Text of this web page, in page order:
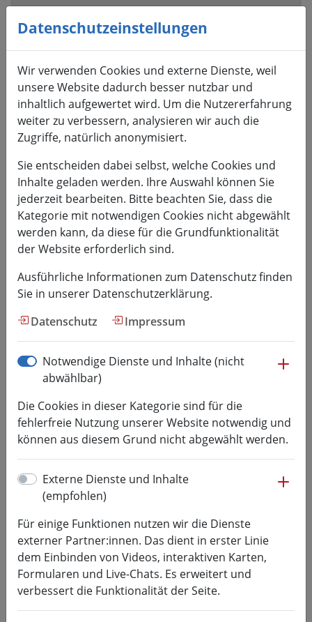
Visuelle
Assistenzsoftware
Tastatur
erreichbar
über
ALT
HSMW
Hochschul­kommunikation
Pressearchiv
Tausend Sterne sind ein
Dom
23.12.2017
Kategorie:HSMW-News, HSMW-Top-News
Mittweidaer Professor lud zum
adventlichen Mitsingen in die
in das Innere der Orgel.
mehr lesen
Mittweida wird Vorreiter für
maschinelles Lernen
Datenschutzeinstellungen
Wir verwenden Cookies und externe Dienste, weil
unsere Website dadurch besser nutzbar und
inhaltlich aufgewertet wird. Um die Nutzererfahrung
weiter zu verbessern, analysieren wir auch die
Zugriffe, natürlich anonymisiert.
Sie entscheiden dabei selbst, welche Cookies und
Inhalte geladen werden. Ihre Auswahl können Sie
jederzeit bearbeiten. Bitte beachten Sie, dass die
Kategorie mit notwendigen Cookies nicht abgewählt
werden kann, da diese für die Grundfunktionalität
der Website erforderlich sind.
Ausführliche Informationen zum Datenschutz finden
Sie in unserer Datenschutzerklärung.
Datenschutz
Impressum
Notwendige Dienste und Inhalte (nicht
abwählbar)
Die Cookies in dieser Kategorie sind für die
fehlerfreie Nutzung unserer Website notwendig und
können aus diesem Grund nicht abgewählt werden.
Externe Dienste und Inhalte
(empfohlen)
Für einige Funktionen nutzen wir die Dienste
externer Partner:innen. Das dient in erster Linie
dem Einbinden von Videos, interaktiven Karten,
Formularen und Live-Chats. Es erweitert und
verbessert die Funktionalität der Seite.